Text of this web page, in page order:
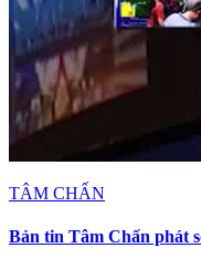
TÂM CHẤN
Bản tin Tâm Chấn phát